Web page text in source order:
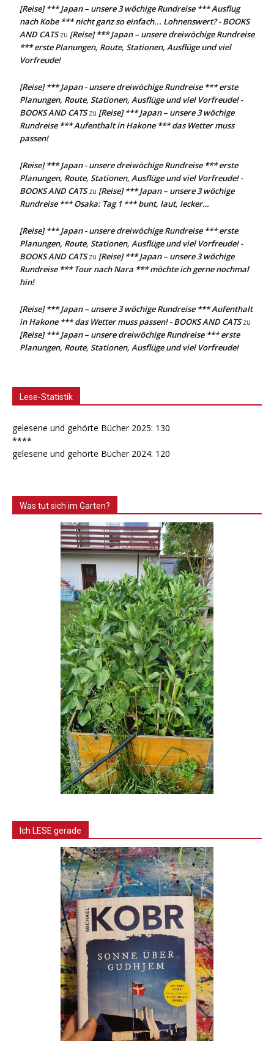
[Reise] *** Japan – unsere 3 wöchige Rundreise *** Ausflug
nach Kobe *** nicht ganz so einfach... Lohnenswert? - BOOKS
AND CATSzu [Reise] *** Japan – unsere dreiwöchige Rundreise
*** erste Planungen, Route, Stationen, Ausflüge und viel
Vorfreude!
[Reise] *** Japan - unsere dreiwöchige Rundreise *** erste
Planungen, Route, Stationen, Ausflüge und viel Vorfreude! -
BOOKS AND CATSzu [Reise] *** Japan – unsere 3 wöchige
Rundreise *** Aufenthalt in Hakone *** das Wetter muss
passen!
[Reise] *** Japan - unsere dreiwöchige Rundreise *** erste
Planungen, Route, Stationen, Ausflüge und viel Vorfreude! -
BOOKS AND CATSzu [Reise] *** Japan – unsere 3 wöchige
Rundreise *** Osaka: Tag 1 *** bunt, laut, lecker…
[Reise] *** Japan - unsere dreiwöchige Rundreise *** erste
Planungen, Route, Stationen, Ausflüge und viel Vorfreude! -
BOOKS AND CATSzu [Reise] *** Japan – unsere 3 wöchige
Rundreise *** Tour nach Nara *** möchte ich gerne nochmal
hin!
[Reise] *** Japan – unsere 3 wöchige Rundreise *** Aufenthalt
in Hakone *** das Wetter muss passen! - BOOKS AND CATSzu
[Reise] *** Japan – unsere dreiwöchige Rundreise *** erste
Planungen, Route, Stationen, Ausflüge und viel Vorfreude!
Lese-Statistik
gelesene und gehörte Bücher 2025: 130
****
gelesene und gehörte Bücher 2024: 120
Was tut sich im Garten?
Ich LESE gerade